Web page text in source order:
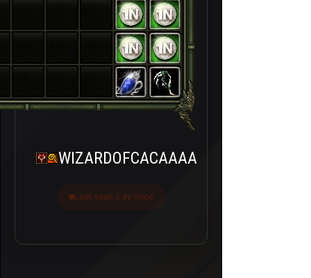
2
WIZARDOFCACAAAA
Last seen 3 ay önce